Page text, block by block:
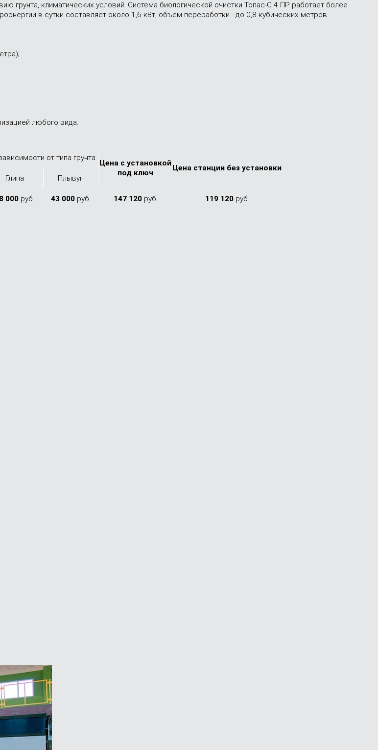
грунта, климатических условий. Система биологической очистки Топас-С 4 ПР работает более
в сутки составляет около 1,6 кВт, объем переработки - до 0,8 кубических метров
любого вида.
от типа грунта
Цена с устано­вкой
под ключ
Цена стан­ции без установки
Глина Плы­вун
000 руб. 43 000 руб. 147 120 руб. 119 120руб.